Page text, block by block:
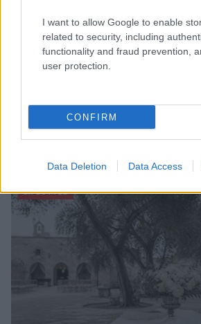
I want to allow Google to enable
related to security, including
functionality and fraud prevention,
user protection.
CONFIRM
Data Deletion Data Access
Accessori IKEA per la cura delle
Camilla Fiore · 9 Ago 2026
LIFESTYLE